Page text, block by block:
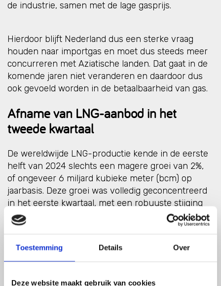
Toestemming Details Over
Deze website maakt gebruik van cookies
de industrie, samen met de lage gasprijs.
Hierdoor blijft Nederland dus een sterke vraag
houden naar importgas en moet dus steeds meer
concurreren met Aziatische landen. Dat gaat in de
komende jaren niet veranderen en daardoor dus
ook gevoeld worden in de betaalbaarheid van gas.
Afname van LNG-aanbod in het
tweede kwartaal
De wereldwijde LNG-productie kende in de eerste
helft van 2024 slechts een magere groei van 2%,
of ongeveer 6 miljard kubieke meter (bcm) op
jaarbasis. Deze groei was volledig geconcentreerd
in het eerste kwartaal, met een robuuste stijging
van 4,5% (of 6,5 bcm). Daarentegen daalde de
LNG-productie in het tweede kwartaal van 2024
daling sinds de Covid-lockdowns in 2020. Deze
daling werd grotendeels veroorzaakt door